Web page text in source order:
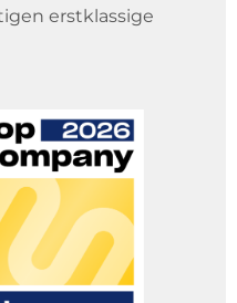
erstklassige